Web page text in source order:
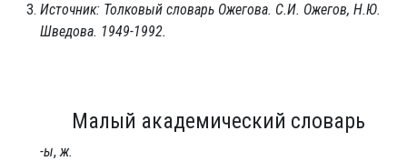
Источник: Толковый словарь Ожегова. С.И. Ожегов, Н.Ю.
Шведова. 1949-1992.
Малый академический словарь
-ы, ж.